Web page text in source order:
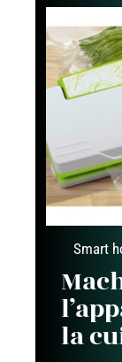
Smart
la